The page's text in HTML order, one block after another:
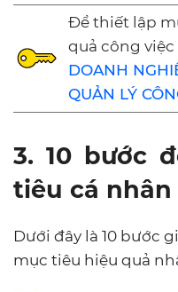
Để thiết lập
quả công
DOANH
QUẢN LÝ
3. 10 bước
tiêu cá
Dưới đây là 10 bước
mục tiêu hiệu quả